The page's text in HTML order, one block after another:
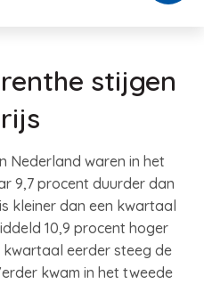
stijgen
Nederland waren in het
9,7 procent duurder dan
kleiner dan een kwartaal
10,9 procent hoger
kwartaal eerder steeg de
kwam in het tweede